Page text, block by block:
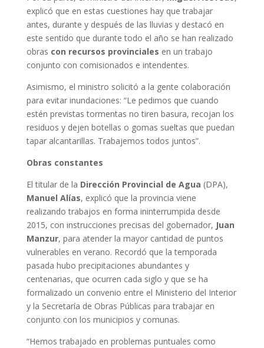
explicó que en estas cuestiones hay que trabajar
antes, durante y después de las lluvias y destacó en
este sentido que durante todo el año se han realizado
obras con recursos provinciales en un trabajo
conjunto con comisionados e intendentes.
Asimismo, el ministro solicitó a la gente colaboración
para evitar inundaciones: “Le pedimos que cuando
estén previstas tormentas no tiren basura, recojan los
residuos y dejen botellas o gomas sueltas que puedan
tapar alcantarillas. Trabajemos todos juntos”.
Obras constantes
El titular de la Dirección Provincial de Agua (DPA),
Manuel Alías, explicó que la provincia viene
realizando trabajos en forma ininterrumpida desde
2015, con instrucciones precisas del gobernador, Juan
Manzur, para atender la mayor cantidad de puntos
vulnerables en verano. Recordó que la temporada
pasada hubo precipitaciones abundantes y
centenarias, que ocurren cada siglo y que se ha
formalizado un convenio entre el Ministerio del Interior
y la Secretaría de Obras Públicas para trabajar en
conjunto con los municipios y comunas.
“Hemos trabajado en problemas puntuales como